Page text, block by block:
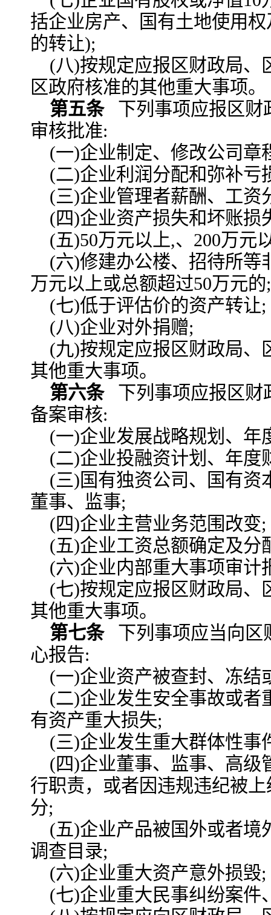
括企业房产、国有土地使用
的转让);
(八)按规定应报区财政局、
区政府核准的其他重大事项。
第五条下列事项应报区财
审核批准:
(一)企业制定、修改公司章
(二)企业利润分配和弥补亏
(三)企业管理者薪酬、工资
(四)企业资产损失和坏账损
(五)50万元以上,、200万元
(六)修建办公楼、招待所等
万元以上或总额超过50万元的;
(七)低于评估价的资产转让;
(八)企业对外捐赠;
(九)按规定应报区财政局、
其他重大事项。
第六条下列事项应报区财
备案审核:
(一)企业发展战略规划、年
(二)企业投融资计划、年度
(三)国有独资公司、国有资
董事、监事;
(四)企业主营业务范围改变;
(五)企业工资总额确定及分
(六)企业内部重大事项审计
(七)按规定应报区财政局、
其他重大事项。
第七条下列事项应当向区
心报告:
(一)企业资产被查封、冻结
(二)企业发生安全事故或者
有资产重大损失;
(三)企业发生重大群体性事
(四)企业董事、监事、高级
行职责，或者因违规违纪被
分;
(五)企业产品被国外或者境
调查目录;
(六)企业重大资产意外损毁;
(七)企业重大民事纠纷案件